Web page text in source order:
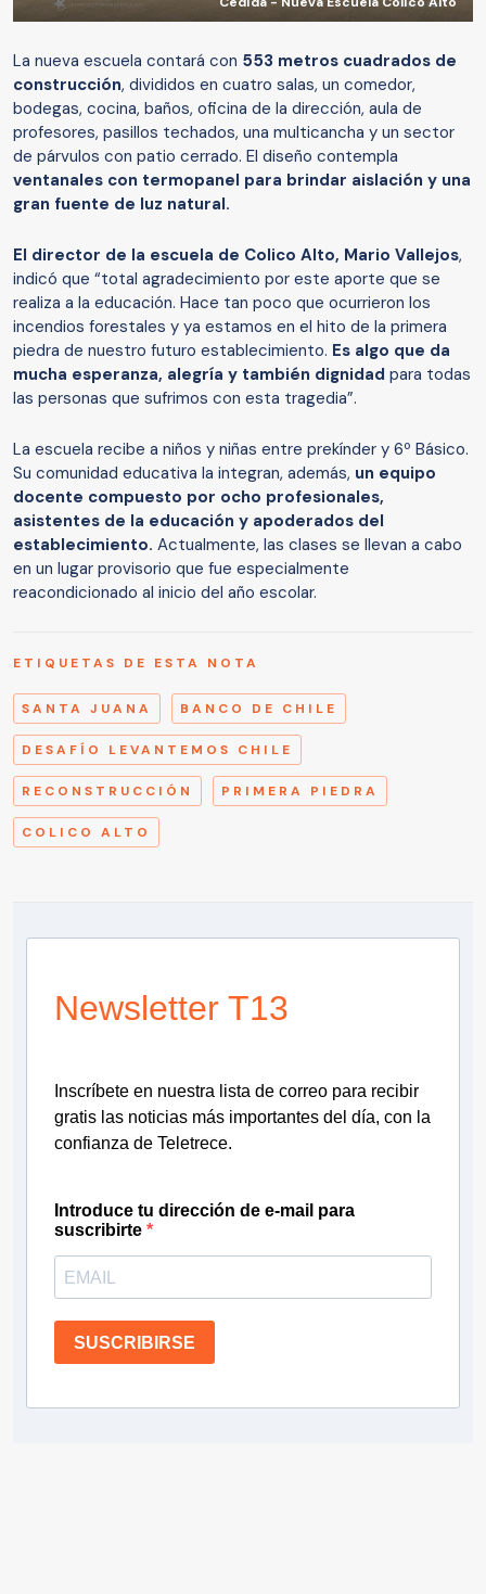
La nueva escuela contará con 553 metros cuadrados de
construcción, divididos en cuatro salas, un comedor,
bodegas, cocina, baños, oficina de la dirección, aula de
profesores, pasillos techados, una multicancha y un sector
de párvulos con patio cerrado. El diseño contempla
ventanales con termopanel para brindar aislación y una
gran fuente de luz natural.
El director de la escuela de Colico Alto, Mario Vallejos,
indicó que “total agradecimiento por este aporte que se
realiza a la educación. Hace tan poco que ocurrieron los
incendios forestales y ya estamos en el hito de la primera
piedra de nuestro futuro establecimiento. Es algo que da
mucha esperanza, alegría y también dignidad para todas
las personas que sufrimos con esta tragedia”.
La escuela recibe a niños y niñas entre prekínder y 6º Básico.
Su comunidad educativa la integran, además, un equipo
docente compuesto por ocho profesionales,
asistentes de la educación y apoderados del
establecimiento. Actualmente, las clases se llevan a cabo
en un lugar provisorio que fue especialmente
reacondicionado al inicio del año escolar.
ETIQUETAS DE ESTA NOTA
SANTA JUANA BANCO DE CHILE
DESAFÍO LEVANTEMOS CHILE
RECONSTRUCCIÓN PRIMERA PIEDRA
COLICO ALTO
Newsletter T13
Inscríbete en nuestra lista de correo para recibir
gratis las noticias más importantes del día, con la
confianza de Teletrece.
Introduce tu dirección de e-mail para
suscribirte
SUSCRIBIRSE